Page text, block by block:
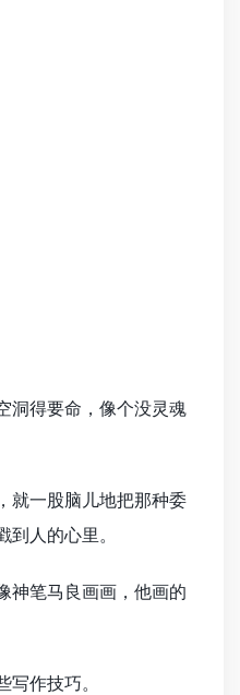
洞得要命，像个没灵魂
就一股脑儿地把那种委
人的心里。
神笔马良画画，他画的
作技巧。